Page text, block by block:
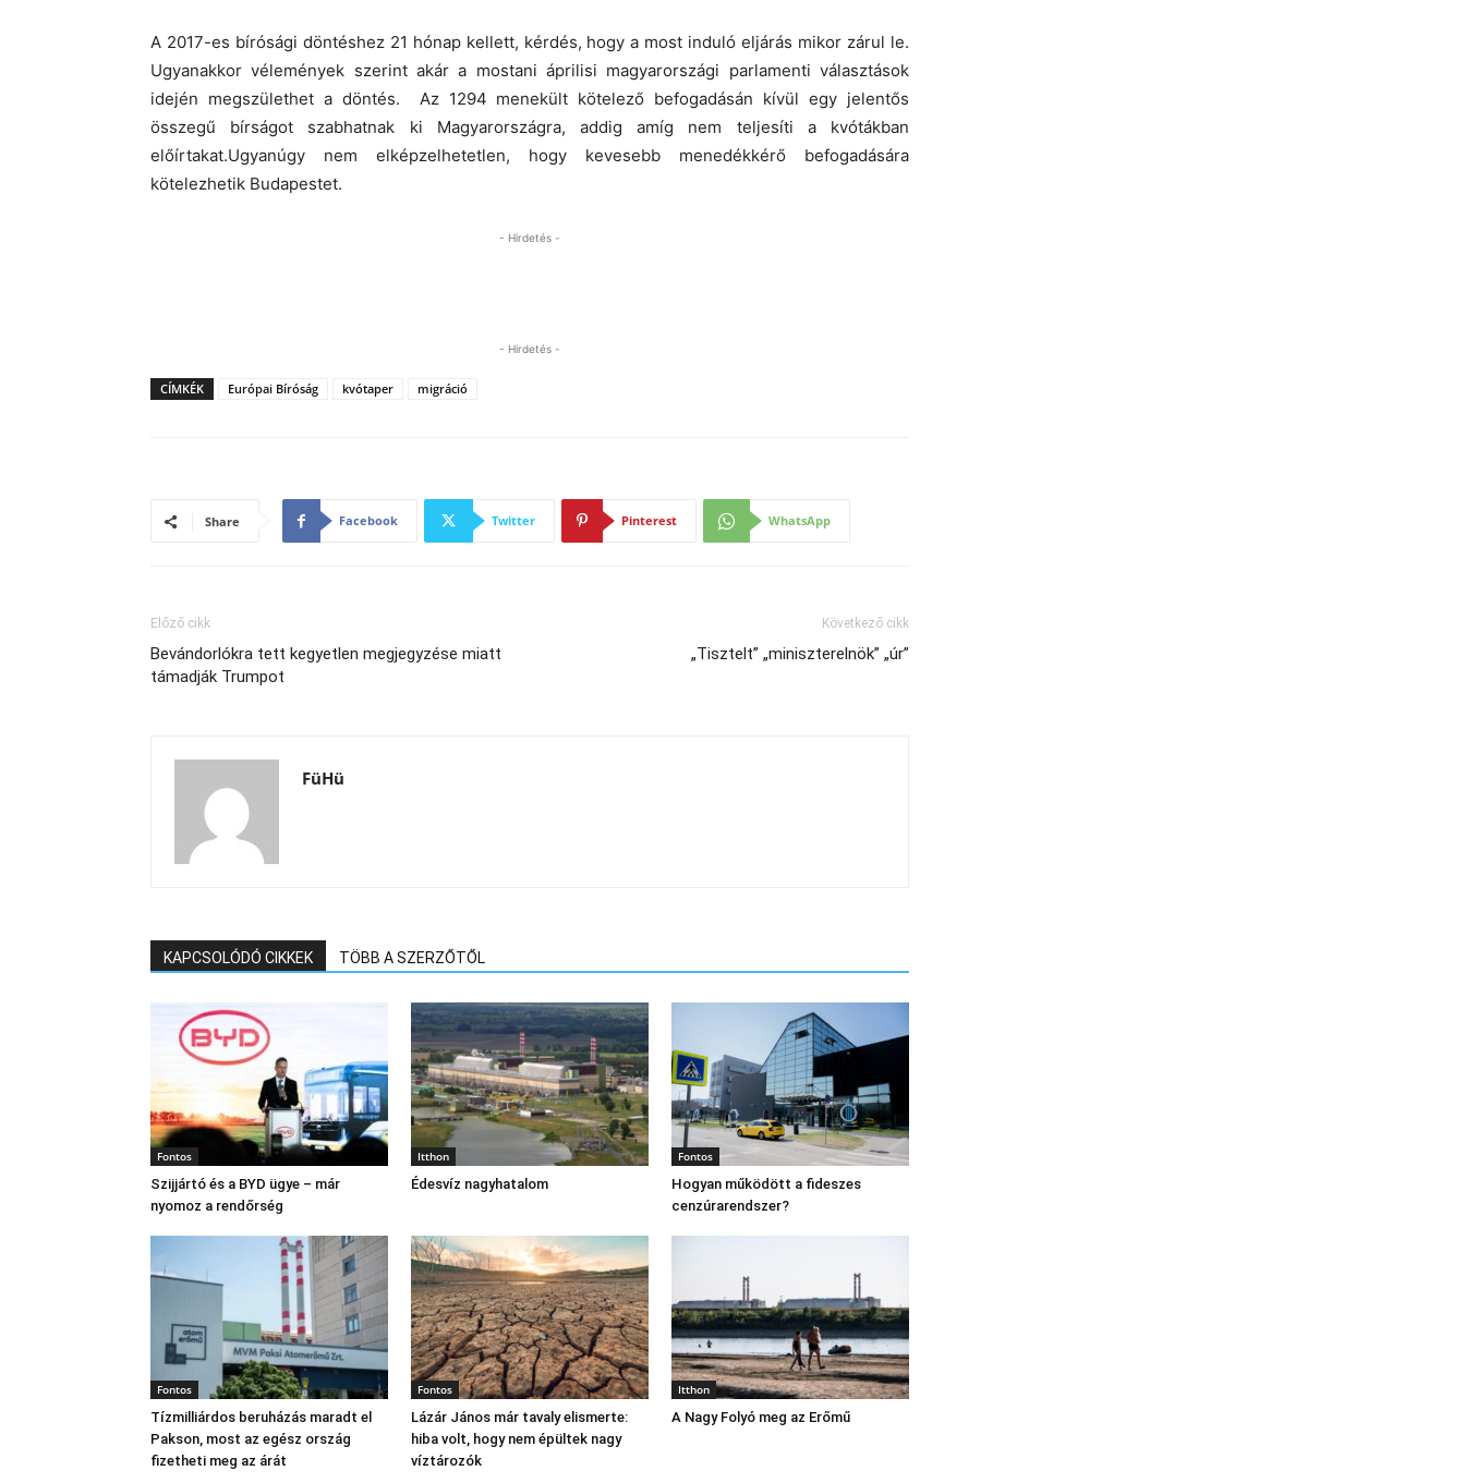
A 2017-es bírósági döntéshez 21 hónap kellett, kérdés, hogy a most induló eljárás mikor zárul le.
Ugyanakkor vélemények szerint akár a mostani áprilisi magyarországi parlamenti választások
idején megszülethet a döntés. Az 1294 menekült kötelező befogadásán kívül egy jelentős
összegű bírságot szabhatnak ki Magyarországra, addig amíg nem teljesíti a kvótákban
előírtakat.Ugyanúgy nem elképzelhetetlen, hogy kevesebb menedékkérő befogadására
kötelezhetik Budapestet.
- Hirdetés -
- Hirdetés -
CÍMKÉK Európai Bíróság kvótaper migráció
Share Facebook Twitter Pinterest WhatsApp
Előző cikk
Bevándorlókra tett kegyetlen megjegyzése miatt
támadják Trumpot
Következő cikk
„Tisztelt” „miniszterelnök” „úr”
FüHü
KAPCSOLÓDÓ CIKKEK TÖBB A SZERZŐTŐL
Fontos
Szijjártó és a BYD ügye – már
nyomoz a rendőrség
Itthon
Édesvíz nagyhatalom
Fontos
Hogyan működött a fideszes
cenzúrarendszer?
Fontos
Tízmilliárdos beruházás maradt el
Pakson, most az egész ország
fizetheti meg az árát
Fontos
Lázár János már tavaly elismerte:
hiba volt, hogy nem épültek nagy
víztározók
Itthon
A Nagy Folyó meg az Erőmű